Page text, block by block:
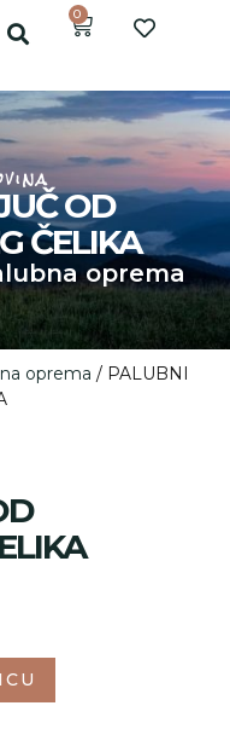
0
OD
ČELIKA
oprema
oprema / PALUBNI